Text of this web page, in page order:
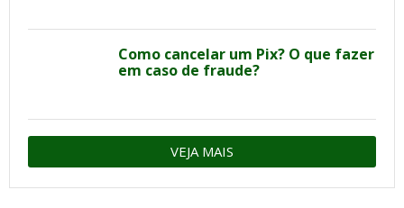
Como cancelar um Pix? O que fazer
em caso de fraude?
VEJA MAIS